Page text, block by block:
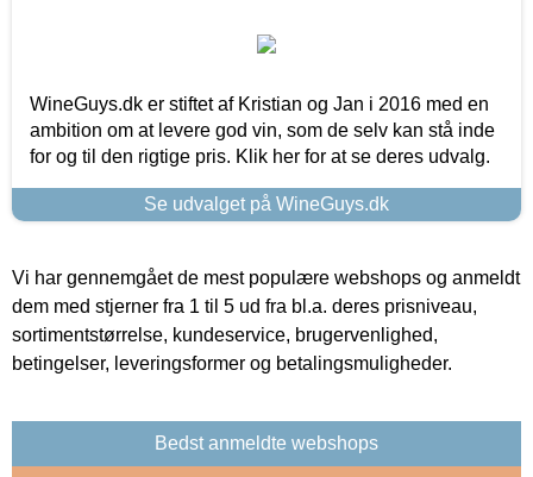
WineGuys.dk er stiftet af Kristian og Jan i 2016 med en
ambition om at levere god vin, som de selv kan stå inde
for og til den rigtige pris. Klik her for at se deres udvalg.
Se udvalget på WineGuys.dk
Vi har gennemgået de mest populære webshops og anmeldt
dem med stjerner fra 1 til 5 ud fra bl.a. deres prisniveau,
sortimentstørrelse, kundeservice, brugervenlighed,
betingelser, leveringsformer og betalingsmuligheder.
Bedst anmeldte webshops